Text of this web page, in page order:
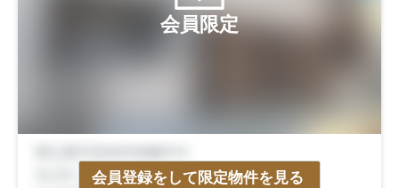
会員限定
会員登録をして限定物件を見る